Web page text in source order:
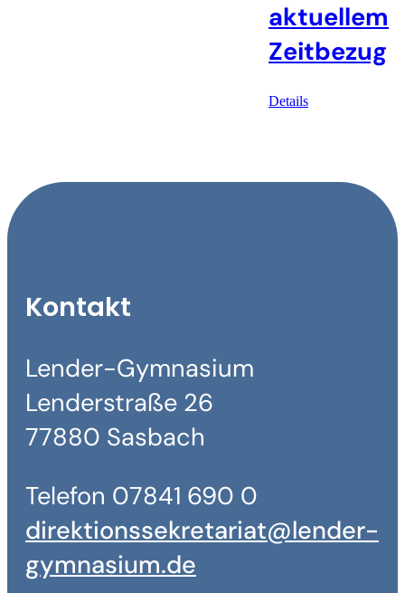
aktuellem
Zeitbezug
Details
Kontakt
Lender-Gymnasium
Lenderstraße 26
77880 Sasbach
Telefon 07841 690 0
direktionssekretariat@lender-
gymnasium.de